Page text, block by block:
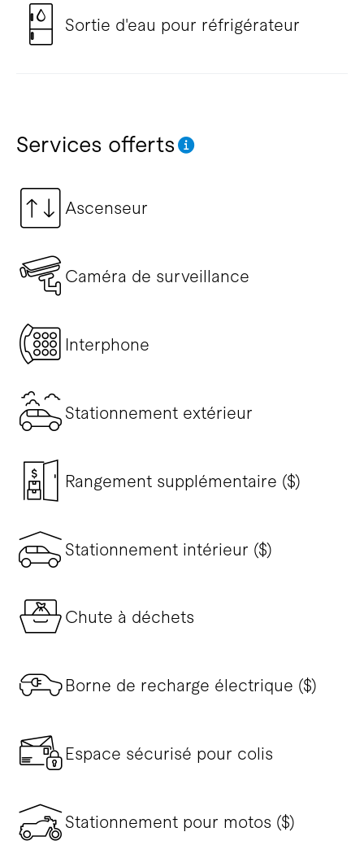
Sortie d'eau pour réfrigérateur
Services offerts
Ascenseur
Caméra de surveillance
Interphone
Stationnement extérieur
Rangement supplémentaire ($)
Stationnement intérieur ($)
Chute à déchets
Borne de recharge électrique ($)
Espace sécurisé pour colis
Stationnement pour motos ($)